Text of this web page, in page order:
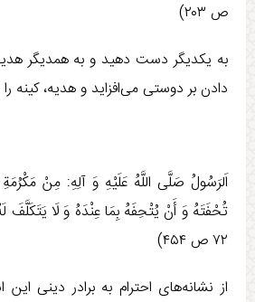
ص ۲۰۳)
به يكديگر دست دهيد و به همديگر
دادن بر دوستی می‏‌افزايد و هديه، كينه
اَلرَسُولُ صَلَّی اللَّهُ عَلَيْهِ وَ آلِهِ:‏‏ مِنْ
تُحْفَتَهُ وَ أَنْ يُتْحِفَهُ بِمَا عِنْدَهُ وَ لَا يَتَكَلَّفَ
از نشانه‌های احترام به برادر دینی